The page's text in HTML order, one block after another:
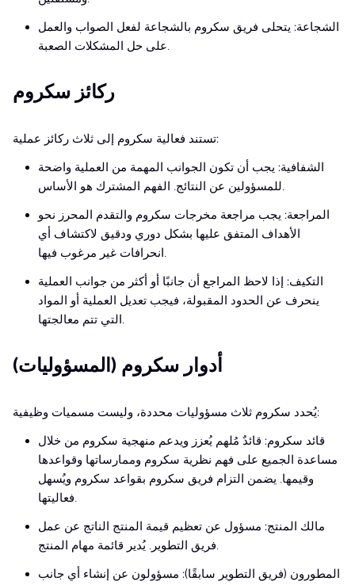
الشجاعة: يتحلى فريق سكروم بالشجاعة لفعل الصواب والعمل
على حل المشكلات الصعبة.
ركائز سكروم
تستند فعالية سكروم إلى ثلاث ركائز عملية:
الشفافية: يجب أن تكون الجوانب المهمة من العملية واضحة
للمسؤولين عن النتائج. الفهم المشترك هو الأساس.
المراجعة: يجب مراجعة مخرجات سكروم والتقدم المحرز نحو
الأهداف المتفق عليها بشكل دوري ودقيق لاكتشاف أي
انحرافات غير مرغوب فيها.
التكيف: إذا لاحظ المراجع أن جانبًا أو أكثر من جوانب العملية
ينحرف عن الحدود المقبولة، فيجب تعديل العملية أو المواد
التي تتم معالجتها.
أدوار سكروم (المسؤوليات)
يُحدد سكروم ثلاث مسؤوليات محددة، وليست مسميات وظيفية:
قائد سكروم: قائدٌ مُلهم يُعزز ويدعم منهجية سكروم من خلال
مساعدة الجميع على فهم نظرية سكروم وممارساتها وقواعدها
وقيمها. يضمن التزام فريق سكروم بقواعد سكروم ويُسهل
فعاليتها.
مالك المنتج: مسؤول عن تعظيم قيمة المنتج الناتج عن عمل
فريق التطوير. يُدير قائمة مهام المنتج.
المطورون (فريق التطوير سابقًا): مسؤولون عن إنشاء أي جانب